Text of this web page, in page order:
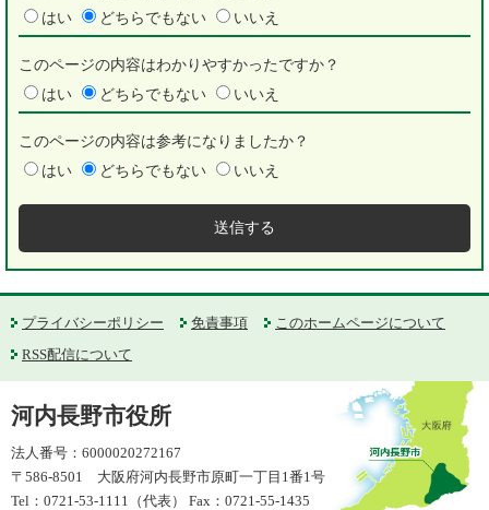
はい
どちらでもない いいえ
このページの内容はわかりやすかったですか？
はい
どちらでもない いいえ
このページの内容は参考になりましたか？
はい
どちらでもない いいえ
プライバシーポリシー 免責事項
このホームページについて
RSS配信について
河内長野市役所
法人番号：6000020272167
〒586-8501 大阪府河内長野市原町一丁目1番1号
Tel：0721-53-1111（代表） Fax：0721-55-1435